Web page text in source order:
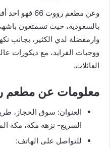
وعن مطعم
بالسعودية، حيث تسمتعون
وارمفضلة لدي الكثير، بجانب
ووجبات الفرايد، مع ديكورات
العائلات.
معلومات عن مطعم
العنوان: سوق الحجاز،
السريع- نزهة مكة، مكة
للتواصل على الهاتف: